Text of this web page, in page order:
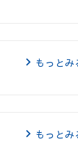
もっとみ
もっとみ